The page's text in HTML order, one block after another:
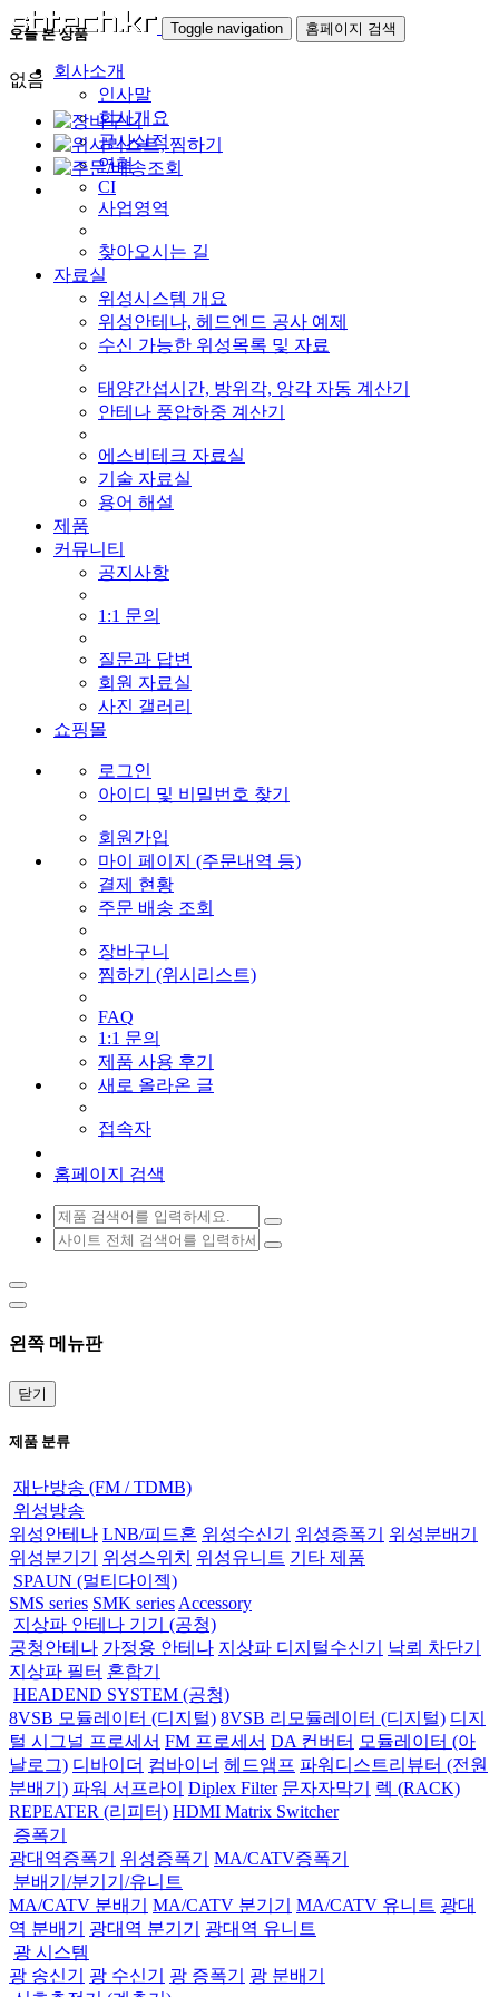
Toggle navigation 홈페이지 검색
회사소개
인사말
회사개요
공사실적
연혁
CI
사업영역
찾아오시는 길
자료실
위성시스템 개요
위성안테나, 헤드엔드 공사 예제
수신 가능한 위성목록 및 자료
태양간섭시간, 방위각, 앙각 자동 계산기
안테나 풍압하중 계산기
에스비테크 자료실
기술 자료실
용어 해설
제품
커뮤니티
공지사항
1:1 문의
질문과 답변
회원 자료실
사진 갤러리
쇼핑몰
로그인
아이디 및 비밀번호 찾기
회원가입
마이 페이지 (주문내역 등)
결제 현황
주문 배송 조회
장바구니
찜하기 (위시리스트)
FAQ
1:1 문의
제품 사용 후기
새로 올라온 글
접속자
홈페이지 검색
왼쪽 메뉴판
닫기
제품 분류
재난방송 (FM / TDMB)
위성방송
위성안테나 LNB/피드혼 위성수신기 위성증폭기
위성분배기
위성분기기
위성스위치 위성유니트 기타 제품
SPAUN (멀티다이젝)
SMS series SMK series Accessory
지상파 안테나 기기 (공청)
공청안테나 가정용 안테나 지상파 디지털수신기
낙뢰 차단기
지상파 필터 혼합기
HEADEND SYSTEM (공청)
8VSB 모듈레이터 (디지털) 8VSB 리모듈레이터 (디지털) 디지
털 시그널 프로세서 FM 프로세서 DA 컨버터 모듈레이터 (아
날로그) 디바이더 컴바이너 헤드앰프 파워디스트리뷰터 (전원
분배기) 파워 서프라이 Diplex Filter 문자자막기
렉 (RACK)
REPEATER (리피터) HDMI Matrix Switcher
증폭기
광대역증폭기
위성증폭기
MA/CATV증폭기
분배기/분기기/유니트
MA/CATV 분배기
MA/CATV 분기기 MA/CATV 유니트 광대
역 분배기
광대역 분기기
광대역 유니트
광 시스템
광 송신기
광 수신기 광 증폭기
광 분배기
오늘 본 상품
없음